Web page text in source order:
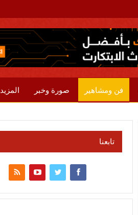
فن ومشاهير صورة وخبر المزيد
تابعنا